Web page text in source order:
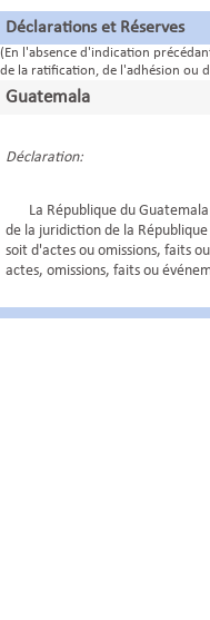
Déclarations et Réserves
(En l'absence d'indication
de la ratification, de l'adhésion ou
Guatemala
Déclaration:
La République du Guatemala
de la juridiction de la
soit d'actes ou omissions, faits
actes, omissions, faits ou